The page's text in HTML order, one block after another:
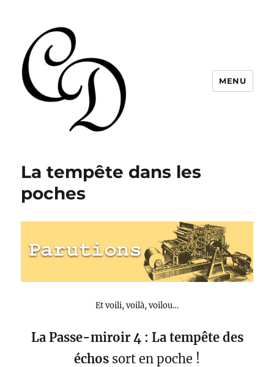
MENU
La tempête dans les
poches
Et voili, voilà, voilou…
La Passe-miroir 4 : La tempête des
échos sort en poche !